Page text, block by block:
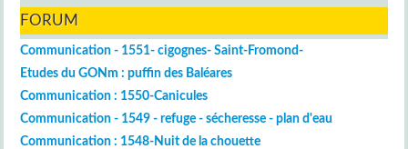
FORUM
Communication - 1551- cigognes- Saint-Fromond-
Etudes du GONm : puffin des Baléares
Communication : 1550-Canicules
Communication - 1549 - refuge - sécheresse - plan d'eau
Communication : 1548-Nuit de la chouette